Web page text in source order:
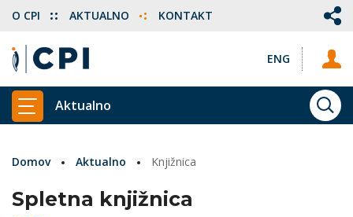
ENG
O CPI AKTUALNO KONTAKT
PRIKAŽI GLAVNI MENI
Aktualno
Domov Aktualno Knjižnica
Spletna knjižnica